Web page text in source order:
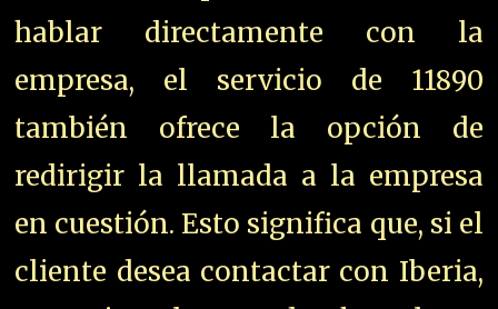
hablar directamente con la
empresa, el servicio de 11890
también ofrece la opción de
redirigir la llamada a la empresa
en cuestión. Esto significa que, si el
cliente desea contactar con Iberia,